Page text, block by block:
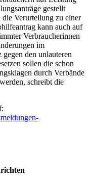
gestellt
Verurteilung zu einer
kann auch auf
Verbraucherinnen
im
gegen den unlauteren
sollen die schon
durch Verbände
schreibt die